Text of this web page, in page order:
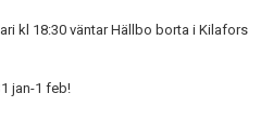
kl 18:30 väntar Hällbo borta i Kilafors
jan-1 feb!